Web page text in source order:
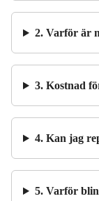
2. Varför är
3. Kostnad
4. Kan jag
5. Varför